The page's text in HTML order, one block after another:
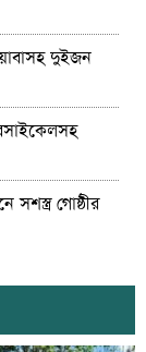
দুইজন
সশস্ত্র গোষ্ঠীর